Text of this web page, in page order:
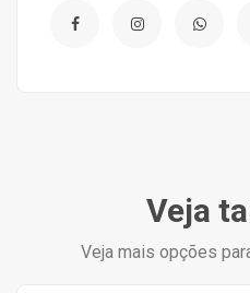
Veja
Veja mais opções